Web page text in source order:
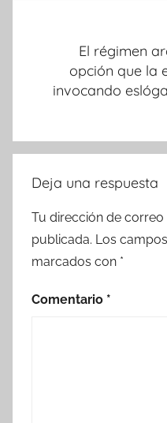
El régimen
opción que la
invocando
Deja una respuesta
Tu dirección de
publicada. Los
marcados con *
Comentario *